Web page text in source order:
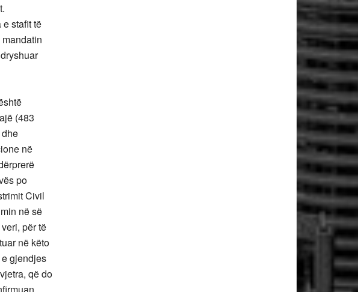
stafit të
(483
në
po
Civil
në së
për të
në këto
gjendjes
që do